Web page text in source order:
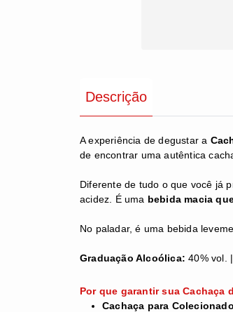
Descrição
A experiência de degustar a
de encontrar uma autêntica
Diferente de tudo o que você já
acidez. É uma bebida macia
No paladar, é uma bebida
Graduação Alcoólica: 40% vol.
Por que garantir sua Cachaça
Cachaça para